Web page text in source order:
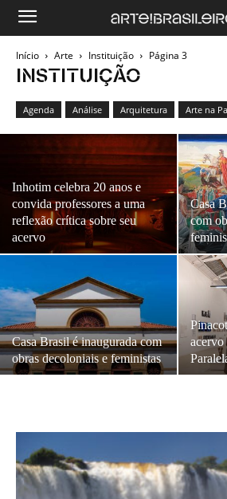
Início Arte Instituição Página 3
INSTITUIÇÃO
Agenda Análise Arquitetura Arte na
Inhotim celebra 20 anos e
convida professores a uma
reflexão crítica sobre seu
acervo
Casa
com
Casa Brasil é inaugurada com
obras decoloniais e feministas
acervo